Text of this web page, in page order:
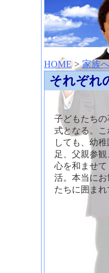
HOME>家族
それぞれ
子どもたち
式となる。
しても、幼
足、父親参
心を和ませ
活。本当に
たちに囲ま